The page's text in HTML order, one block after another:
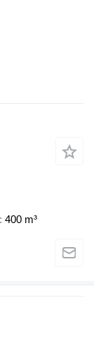
400 m³